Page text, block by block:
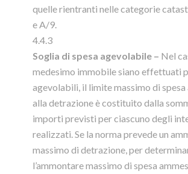
quelle rientranti nelle categorie
e A/9.
4.4.3
Soglia di spesa agevolabile – Nel
medesimo immobile siano effettuati
agevolabili, il limite massimo di spesa
alla detrazione è costituito dalla
importi previsti per ciascuno degli
realizzati. Se la norma prevede un
massimo di detrazione, per
l’ammontare massimo di spesa